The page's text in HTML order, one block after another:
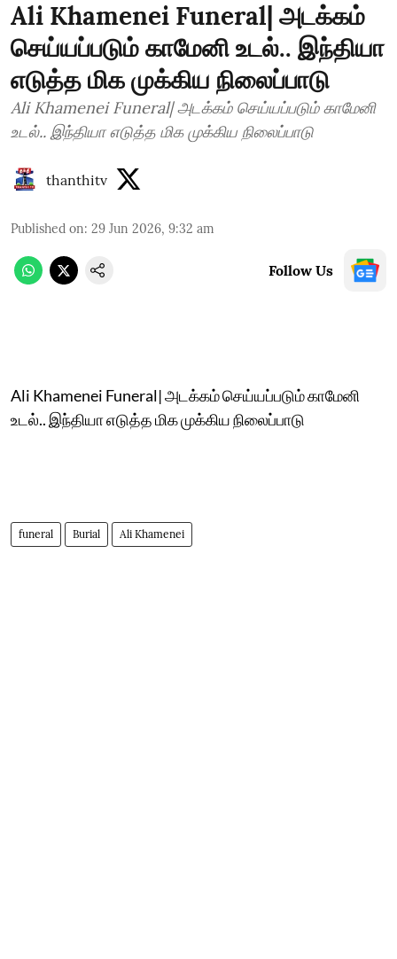
Ali Khamenei Funeral| அடக்கம்
செய்யப்படும் காமேனி உடல்.. இந்தியா
எடுத்த மிக முக்கிய நிலைப்பாடு
Ali Khamenei Funeral| அடக்கம் செய்யப்படும் காமேனி
உடல்.. இந்தியா எடுத்த மிக முக்கிய நிலைப்பாடு
thanthitv
Published on: 29 Jun 2026, 9:32 am
Follow Us
Ali Khamenei Funeral| அடக்கம் செய்யப்படும் காமேனி
உடல்.. இந்தியா எடுத்த மிக முக்கிய நிலைப்பாடு
funeral Burial Ali Khamenei